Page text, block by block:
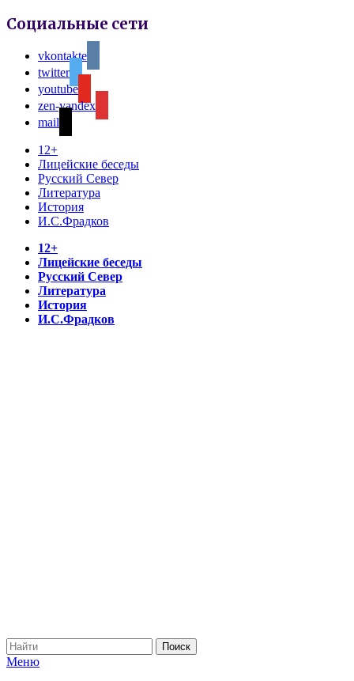
Социальные сети
vkontakte
twitter
youtube
zen-yandex
mail
12+
Лицейские беседы
Русский Север
Литература
История
И.С.Фрадков
12+
Лицейские беседы
Русский Север
Литература
История
И.С.Фрадков
Меню